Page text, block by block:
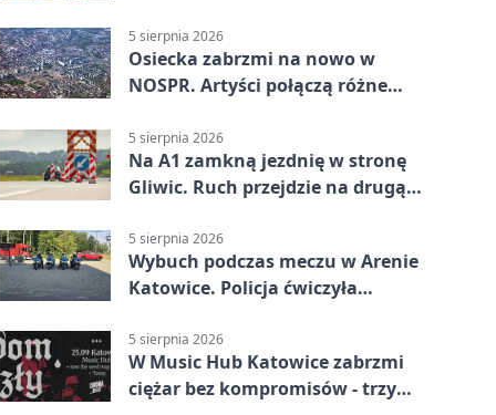
5 sierpnia 2026
Osiecka zabrzmi na nowo w
NOSPR. Artyści połączą różne
5 sierpnia 2026
Na A1 zamkną jezdnię w stronę
Gliwic. Ruch przejdzie na drugą
5 sierpnia 2026
Wybuch podczas meczu w Arenie
Katowice. Policja ćwiczyła
5 sierpnia 2026
W Music Hub Katowice zabrzmi
ciężar bez kompromisów - trzy